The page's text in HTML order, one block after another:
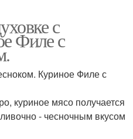
с
Филе с
Куриное Филе с
куриное мясо получается
- чесночным вкусом